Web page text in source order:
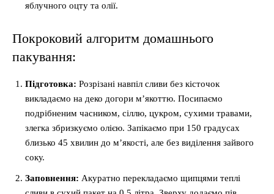
яблучного оцту та олії.
Покроковий алгоритм домашнього
пакування:
Підготовка: Розрізані навпіл сливи без кісточок
викладаємо на деко догори м’якоттю. Посипаємо
подрібненим часником, сіллю, цукром, сухими травами,
злегка збризкуємо олією. Запікаємо при 150 градусах
близько 45 хвилин до м’якості, але без виділення зайвого
соку.
Заповнення: Акуратно перекладаємо щипцями теплі